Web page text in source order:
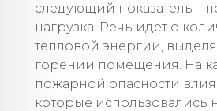
следующий показатель –
нагрузка. Речь идет о
тепловой энергии,
горении помещения. На
пожарной опасности
которые использовались